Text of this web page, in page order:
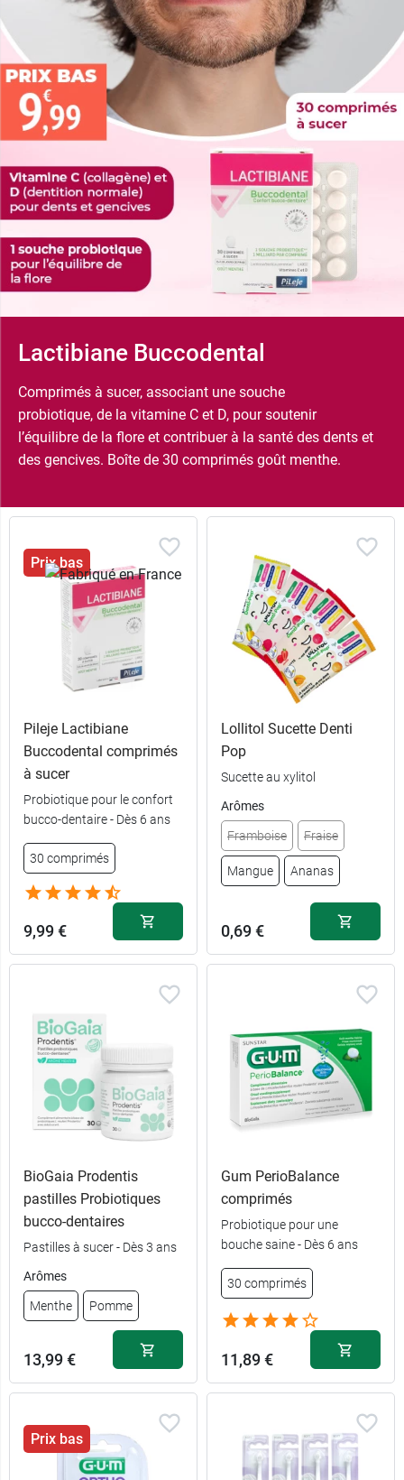
Lactibiane Buccodental
Comprimés à sucer, associant une souche
probiotique, de la vitamine C et D, pour soutenir
l’équilibre de la flore et contribuer à la santé des dents et
des gencives. Boîte de 30 comprimés goût menthe.
Prix bas
Pileje Lactibiane
Buccodental comprimés
à sucer
Probiotique pour le confort
bucco-dentaire - Dès 6 ans
30 comprimés
9,99 €
Lollitol Sucette Denti
Pop
Sucette au xylitol
Arômes
Framboise Fraise
Mangue Ananas
0,69 €
Framboise 0,69 €
Fraise 0,69 €
Mangue 0,69 €
Ananas 0,69 €
BioGaia Prodentis
pastilles Probiotiques
bucco-dentaires
Pastilles à sucer - Dès 3 ans
Arômes
Menthe Pomme
13,99 €
Gum PerioBalance
comprimés
Probiotique pour une
bouche saine - Dès 6 ans
30 comprimés
11,89 €
Prix bas